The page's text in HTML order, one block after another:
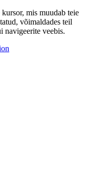
mis muudab teie
võimaldades teil
navigeerite veebis.